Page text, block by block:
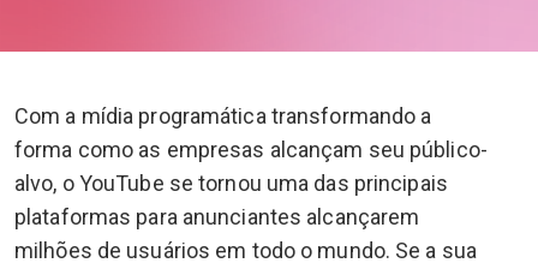
Com a mídia programática transformando a
forma como as empresas alcançam seu público-
alvo, o YouTube se tornou uma das principais
plataformas para anunciantes alcançarem
milhões de usuários em todo o mundo. Se a sua